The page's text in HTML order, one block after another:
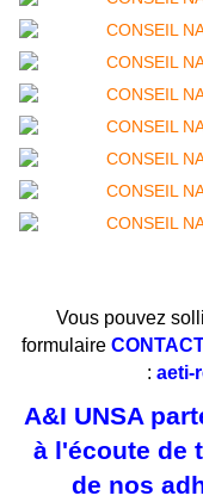
Vous pouvez
formulaire
: aeti-
A&I UNSA
à l'écoute de
de nos